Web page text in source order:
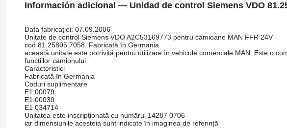
Información adicional — Unidad de control Siemens VDO
Data fabricației: 07.09.2006
Unitate de control Siemens VDO A2C53169773 pentru camioane MAN FFR 24V
cod 81.25805.7058. Fabricată în Germania
această unitate este potrivită pentru utilizare în vehicule comerciale MAN. Este o
funcțiilor camionului
Caracteristici
Fabricată în Germania
Coduri suplimentare
E1 00079
E1 00030
E1 034714
Unitatea este inscripționată cu numărul 14287 0706
iar dimensiunile acesteia sunt indicate în imaginea de referință